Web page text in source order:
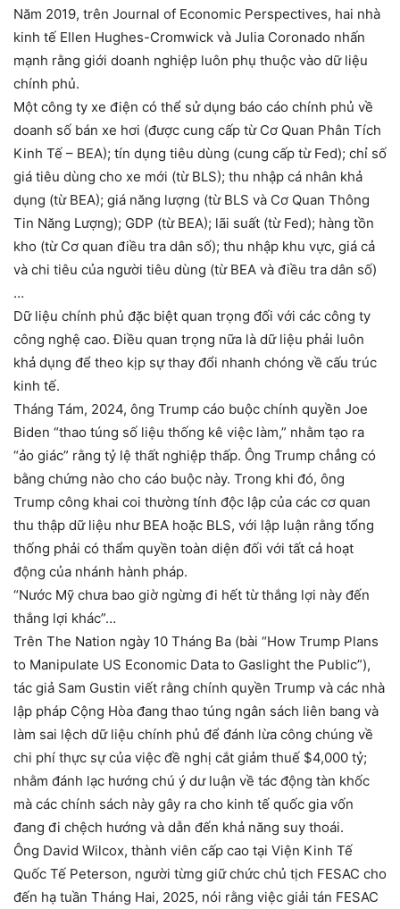
Năm 2019, trên Journal of Economic Perspectives, hai nhà
kinh tế Ellen Hughes-Cromwick và Julia Coronado nhấn
mạnh rằng giới doanh nghiệp luôn phụ thuộc vào dữ liệu
chính phủ.
Một công ty xe điện có thể sử dụng báo cáo chính phủ về
doanh số bán xe hơi (được cung cấp từ Cơ Quan Phân Tích
Kinh Tế – BEA); tín dụng tiêu dùng (cung cấp từ Fed); chỉ số
giá tiêu dùng cho xe mới (từ BLS); thu nhập cá nhân khả
dụng (từ BEA); giá năng lượng (từ BLS và Cơ Quan Thông
Tin Năng Lượng); GDP (từ BEA); lãi suất (từ Fed); hàng tồn
kho (từ Cơ quan điều tra dân số); thu nhập khu vực, giá cả
và chi tiêu của người tiêu dùng (từ BEA và điều tra dân số)
…
Dữ liệu chính phủ đặc biệt quan trọng đối với các công ty
công nghệ cao. Điều quan trọng nữa là dữ liệu phải luôn
khả dụng để theo kịp sự thay đổi nhanh chóng về cấu trúc
kinh tế.
Tháng Tám, 2024, ông Trump cáo buộc chính quyền Joe
Biden “thao túng số liệu thống kê việc làm,” nhằm tạo ra
“ảo giác” rằng tỷ lệ thất nghiệp thấp. Ông Trump chẳng có
bằng chứng nào cho cáo buộc này. Trong khi đó, ông
Trump công khai coi thường tính độc lập của các cơ quan
thu thập dữ liệu như BEA hoặc BLS, với lập luận rằng tổng
thống phải có thẩm quyền toàn diện đối với tất cả hoạt
động của nhánh hành pháp.
“Nước Mỹ chưa bao giờ ngừng đi hết từ thắng lợi này đến
thắng lợi khác”…
Trên The Nation ngày 10 Tháng Ba (bài “How Trump Plans
to Manipulate US Economic Data to Gaslight the Public”),
tác giả Sam Gustin viết rằng chính quyền Trump và các nhà
lập pháp Cộng Hòa đang thao túng ngân sách liên bang và
làm sai lệch dữ liệu chính phủ để đánh lừa công chúng về
chi phí thực sự của việc đề nghị cắt giảm thuế $4,000 tỷ;
nhằm đánh lạc hướng chú ý dư luận về tác động tàn khốc
mà các chính sách này gây ra cho kinh tế quốc gia vốn
đang đi chệch hướng và dẫn đến khả năng suy thoái.
Ông David Wilcox, thành viên cấp cao tại Viện Kinh Tế
Quốc Tế Peterson, người từng giữ chức chủ tịch FESAC cho
đến hạ tuần Tháng Hai, 2025, nói rằng việc giải tán FESAC